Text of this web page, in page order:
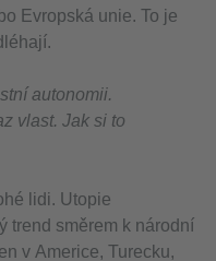
Evropská unie. To je
autonomii.
vlast. Jak si to
lidi. Utopie
trend směrem k národní
v Americe, Turecku,